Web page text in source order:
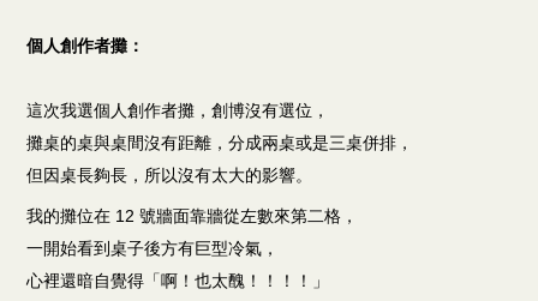
個人創作者攤：
這次我選個人創作者攤，創博沒有選位，
攤桌的桌與桌間沒有距離，分成兩桌或是三桌併排，
但因桌長夠長，所以沒有太大的影響。
我的攤位在 12 號牆面靠牆從左數來第二格，
一開始看到桌子後方有巨型冷氣，
心裡還暗自覺得「啊！也太醜！！！！」